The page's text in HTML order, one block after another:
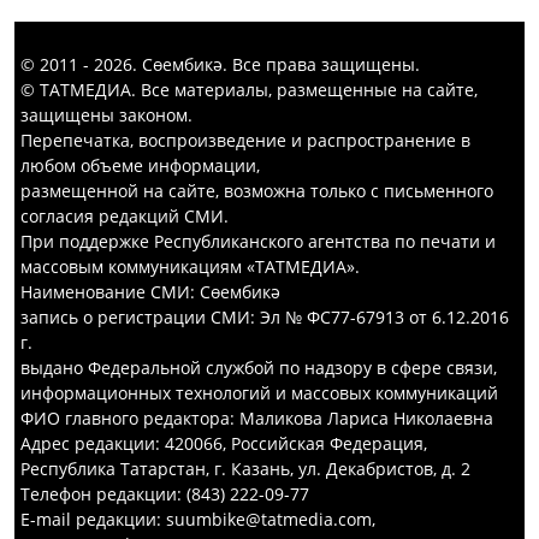
© 2011 - 2026. Сөембикә. Все права защищены.
© ТАТМЕДИА. Все материалы, размещенные на сайте,
защищены законом.
Перепечатка, воспроизведение и распространение в
любом объеме информации,
размещенной на сайте, возможна только с письменного
согласия редакций СМИ.
При поддержке Республиканского агентства по печати и
массовым коммуникациям «ТАТМЕДИА».
Наименование СМИ: Сөембикә
запись о регистрации СМИ: Эл № ФС77-67913 от 6.12.2016
г.
выдано Федеральной службой по надзору в сфере связи,
информационных технологий и массовых коммуникаций
ФИО главного редактора: Маликова Лариса Николаевна
Адрес редакции: 420066, Российская Федерация,
Республика Татарстан, г. Казань, ул. Декабристов, д. 2
Телефон редакции: (843) 222-09-77
E-mail редакции: suumbike@tatmedia.com,